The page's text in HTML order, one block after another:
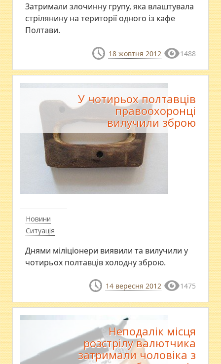
Затримали злочинну групу, яка влаштувала
стрілянину на території одного із кафе
Полтави.
18 жовтня 2012 1488
Новини
Ситуація
У чотирьох полтавців
правоохоронці
вилучили зброю
Днями міліціонери виявили та вилучили у
чотирьох полтавців холодну зброю.
14 вересня 2012 1475
Неподалік місця
розстрілу валютчика
затримали чоловіка з